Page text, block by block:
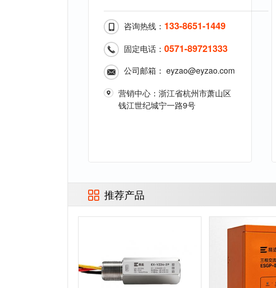
咨询热线： 133-8651-1449
固定电话：0571-89721333
公司邮箱： eyzao@eyzao.com
营销中心：浙江省杭州市萧山区
钱江世纪城宁一路9号
推荐产品